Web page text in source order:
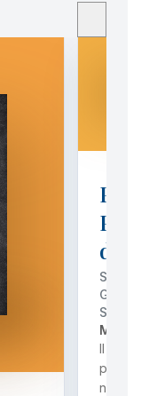
Il
profeta